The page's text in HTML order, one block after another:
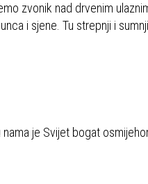
zvonik nad drvenim
i sjene. Tu strepnji i
je Svijet bogat